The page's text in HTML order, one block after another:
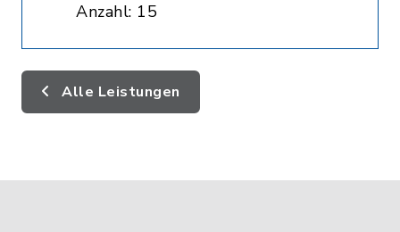
Anzahl: 15
Alle Leistungen